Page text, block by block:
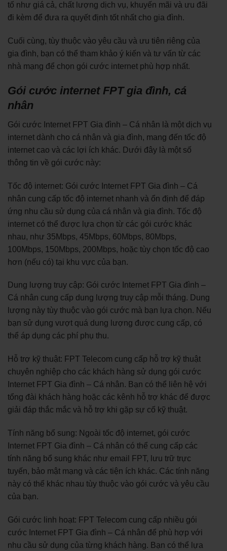
tố như giá cả, chất lượng dịch vụ, khuyến mãi và ưu đãi
đi kèm để đưa ra quyết định tốt nhất cho gia đình.
Cuối cùng, tùy thuộc vào yêu cầu và ưu tiên riêng của
gia đình, bạn có thể tham khảo ý kiến và tư vấn từ các
nhà mạng để chọn gói cước internet phù hợp nhất.
Gói cước internet FPT gia đình, cá
nhân
Gói cước Internet FPT Gia đình – Cá nhân là một dịch vụ
internet dành cho cá nhân và gia đình, mang đến tốc độ
internet cao và các lợi ích khác. Dưới đây là một số
thông tin về gói cước này:
Tốc độ internet: Gói cước Internet FPT Gia đình – Cá
nhân cung cấp tốc độ internet nhanh và ổn định để đáp
ứng nhu cầu sử dụng của cá nhân và gia đình. Tốc độ
internet có thể được lựa chọn từ các gói cước khác
nhau, như 35Mbps, 45Mbps, 60Mbps, 80Mbps,
100Mbps, 150Mbps, 200Mbps, hoặc tùy chọn tốc độ cao
hơn (nếu có) tại khu vực của bạn.
Dung lượng truy cập: Gói cước Internet FPT Gia đình –
Cá nhân cung cấp dung lượng truy cập mỗi tháng. Dung
lượng này tùy thuộc vào gói cước mà bạn lựa chọn. Nếu
bạn sử dụng vượt quá dung lượng được cung cấp, có
thể áp dụng các phí phụ thu.
Hỗ trợ kỹ thuật: FPT Telecom cung cấp hỗ trợ kỹ thuật
chuyên nghiệp cho các khách hàng sử dụng gói cước
Internet FPT Gia đình – Cá nhân. Bạn có thể liên hệ với
tổng đài khách hàng hoặc các kênh hỗ trợ khác để được
giải đáp thắc mắc và hỗ trợ khi gặp sự cố kỹ thuật.
Tính năng bổ sung: Ngoài tốc độ internet, gói cước
Internet FPT Gia đình – Cá nhân có thể cung cấp các
tính năng bổ sung khác như email FPT, lưu trữ trực
tuyến, bảo mật mạng và các tiện ích khác. Các tính năng
này có thể khác nhau tùy thuộc vào gói cước và yêu cầu
của bạn.
Gói cước linh hoạt: FPT Telecom cung cấp nhiều gói
cước Internet FPT Gia đình – Cá nhân để phù hợp với
nhu cầu sử dụng của từng khách hàng. Bạn có thể lựa